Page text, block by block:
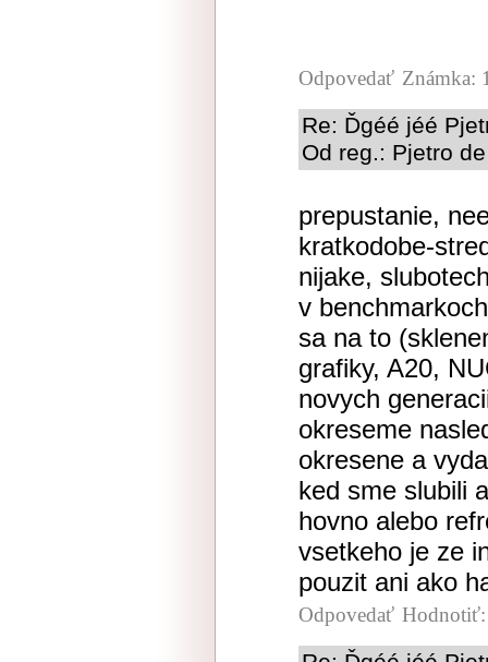
Odpovedať Známka:
Re: Ďgéé jéé
Od reg.: Pjetro
prepustanie,
kratkodobe-
nijake,
v
sa na to
grafiky, A20,
novych
okreseme
okresene a
ked sme slubili
hovno alebo
vsetkeho je ze
pouzit ani ako
Odpovedať